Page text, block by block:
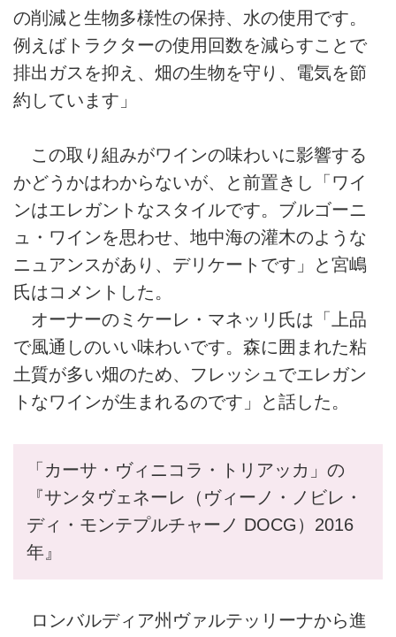
の削減と生物多様性の保持、水の使用です。
例えばトラクターの使用回数を減らすことで
排出ガスを抑え、畑の生物を守り、電気を節
約しています」
この取り組みがワインの味わいに影響する
かどうかはわからないが、と前置きし「ワイ
ンはエレガントなスタイルです。ブルゴーニ
ュ・ワインを思わせ、地中海の灌木のような
ニュアンスがあり、デリケートです」と宮嶋
氏はコメントした。
オーナーのミケーレ・マネッリ氏は「上品
で風通しのいい味わいです。森に囲まれた粘
土質が多い畑のため、フレッシュでエレガン
トなワインが生まれるのです」と話した。
「カーサ・ヴィニコラ・トリアッカ」の
『サンタヴェネーレ（ヴィーノ・ノビレ・
ディ・モンテプルチャーノ DOCG）2016
年』
ロンバルディア州ヴァルテッリーナから進